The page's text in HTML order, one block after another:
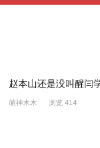
赵本山还是没叫醒闫
萌神木木 浏览 414